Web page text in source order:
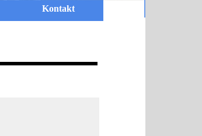
Kontakt